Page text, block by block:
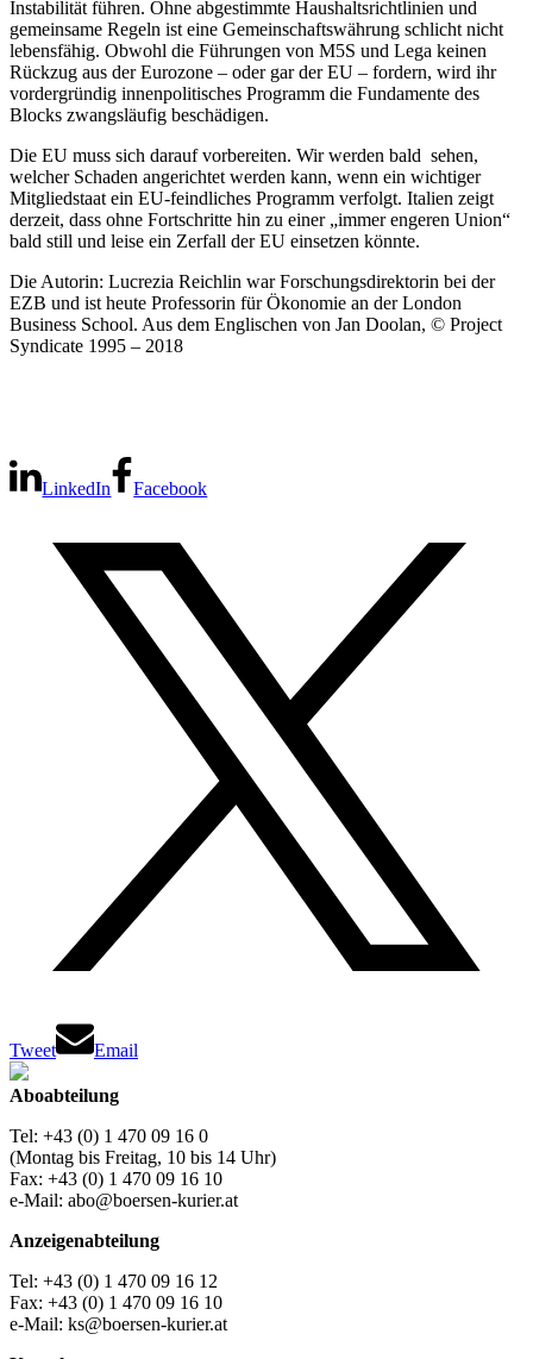
Instabilität führen. Ohne abgestimmte Haushaltsrichtlinien und
gemeinsame Regeln ist eine Gemeinschaftswährung schlicht nicht
lebensfähig. Obwohl die Führungen von M5S und Lega keinen
Rückzug aus der Eurozone – oder gar der EU – fordern, wird ihr
vordergründig innenpolitisches Programm die Fundamente des
Blocks zwangsläufig beschädigen.
Die EU muss sich darauf vorbereiten. Wir werden bald sehen,
welcher Schaden angerichtet werden kann, wenn ein wichtiger
Mitgliedstaat ein EU-feindliches Programm verfolgt. Italien zeigt
derzeit, dass ohne Fortschritte hin zu einer „immer engeren Union“
bald still und leise ein Zerfall der EU einsetzen könnte.
Die Autorin: Lucrezia Reichlin war Forschungsdirektorin bei der
EZB und ist heute Professorin für Ökonomie an der London
Business School. Aus dem Englischen von Jan Doolan, © Project
Syndicate 1995 – 2018
LinkedIn Facebook
Tweet Email
Aboabteilung
Tel: +43 (0) 1 470 09 16 0
(Montag bis Freitag, 10 bis 14 Uhr)
Fax: +43 (0) 1 470 09 16 10
e-Mail: abo@boersen-kurier.at
Anzeigenabteilung
Tel: +43 (0) 1 470 09 16 12
Fax: +43 (0) 1 470 09 16 10
e-Mail: ks@boersen-kurier.at